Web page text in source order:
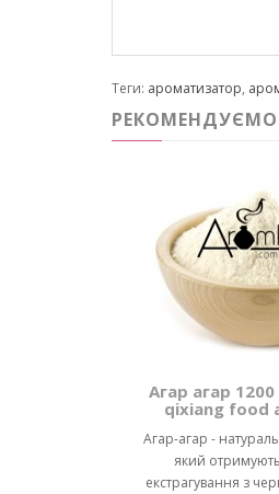
Теги: ароматизатор,
РЕКОМЕНДУЄМО
Агар агар
qixiang food
Агар-агар -
який
екстрагування з